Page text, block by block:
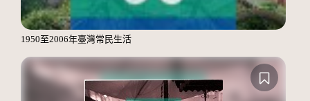
1950至2006年臺灣常民生活